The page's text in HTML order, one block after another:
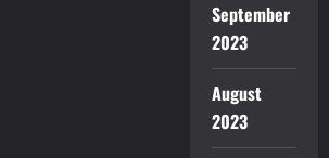
September
2023
August
2023